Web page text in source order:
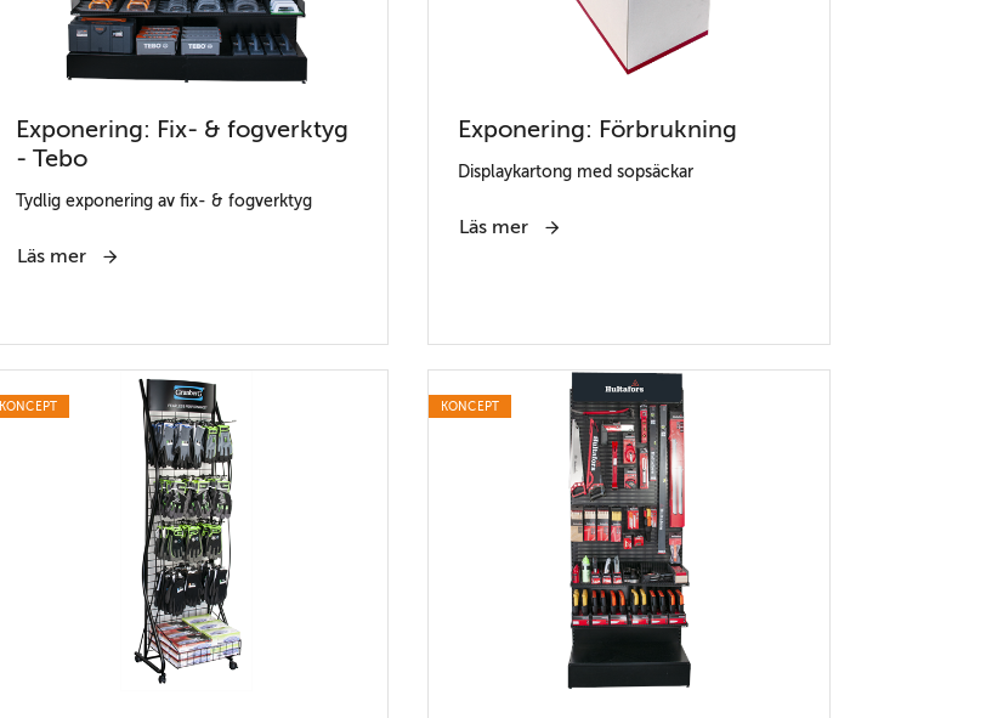
Exponering: Fix- & fogverktyg
- Tebo
Tydlig exponering av fix- & fogverktyg
Läs mer
Exponering: Förbrukning
Displaykartong med sopsäckar
Läs mer
KONCEPT KONCEPT